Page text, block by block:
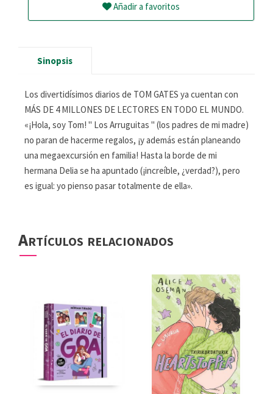
Añadir a favoritos
Sinopsis
Los divertidísimos diarios de TOM GATES ya cuentan con
MÁS DE 4 MILLONES DE LECTORES EN TODO EL MUNDO.
«¡Hola, soy Tom! " Los Arruguitas " (los padres de mi madre)
no paran de hacerme regalos, ¡y además están planeando
una megaexcursión en familia! Hasta la borde de mi
hermana Delia se ha apuntado (¡increíble, ¿verdad?), pero
es igual: yo pienso pasar totalmente de ella».
Artículos relacionados